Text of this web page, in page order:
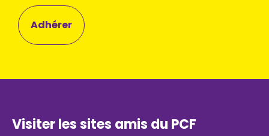
Adhérer
Visiter les sites amis du PCF